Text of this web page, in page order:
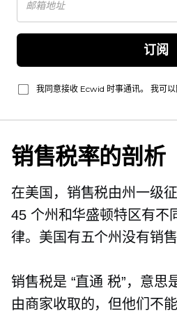
订阅
我同意接收 Ecwid 时事通讯。 我可以
销售税率的剖析
在美国，销售税由州一级
45 个州和华盛顿特区有不
律。美国有五个州没有销售
销售税是 “直通 税”，意思
由商家收取的，但他们不